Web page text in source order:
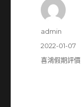
作
admin
發
佈
2022-01-07
分
喜鴻假期評價